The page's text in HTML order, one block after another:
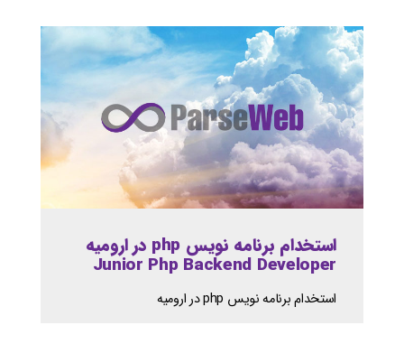
استخدام برنامه نویس php در ارومیه
Junior Php Backend Developer
استخدام برنامه نویس php در ارومیه